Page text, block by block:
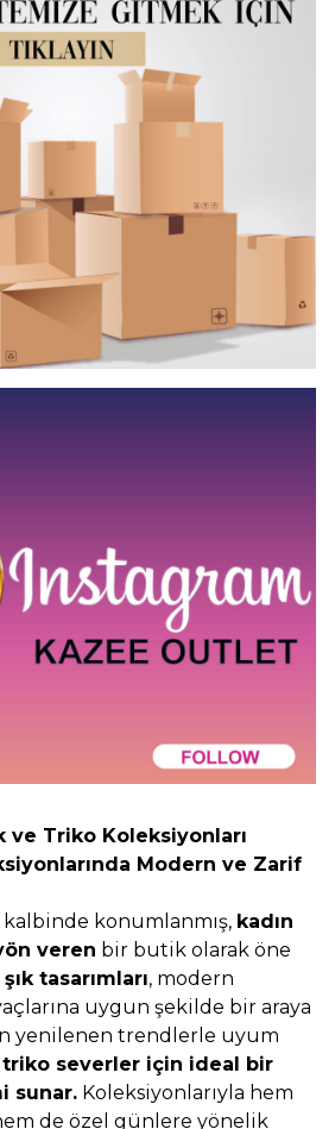
ve Triko Koleksiyonları
Modern ve Zarif
kalbinde konumlanmış, kadın
veren bir butik olarak öne
tasarımları, modern
uygun şekilde bir araya
yenilenen trendlerle uyum
triko severler için ideal bir
sunar. Koleksiyonlarıyla hem
de özel günlere yönelik